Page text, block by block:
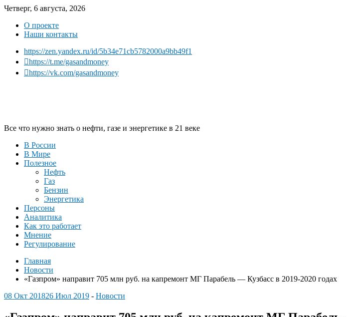
Четверг, 6 августа, 2026
О проекте
Наши контакты
https://zen.yandex.ru/id/5b34e71cb5782000a9bb49f1
https://t.me/gasandmoney
https://vk.com/gasandmoney
Все что нужно знать о нефти, газе и энергетике в 21 веке
В России
В Мире
Полезное
Нефть
Газ
Бензин
Энергетика
Персоны
Аналитика
Как это работает
Мнение
Регулирование
Главная
Новости
«Газпром» направит 705 млн руб. на капремонт МГ Парабель — Кузбасс в 2019-2020 годах
08 Окт 201826 Июл 2019 - Новости